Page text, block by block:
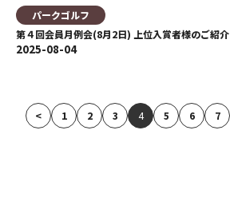
パークゴルフ
第４回会員月例会(8月2日) 上位入賞者様のご紹介
2025-08-04
< 1 2 3 4 5 6 7